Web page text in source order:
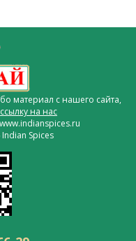
материал с нашего сайта,
ссылку на нас
Spices